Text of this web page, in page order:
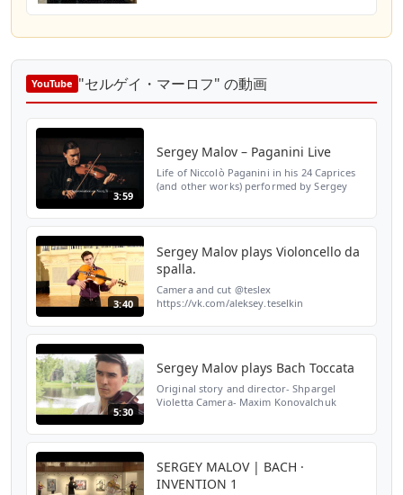
YouTube "セルゲイ・マーロフ" の動画
3:59
Sergey Malov – Paganini Live
Life of Niccolò Paganini in his 24 Caprices
(and other works) performed by Sergey
3:40
Sergey Malov plays Violoncello da
spalla.
Camera and cut @teslex
https://vk.com/aleksey.teselkin
5:30
Sergey Malov plays Bach Toccata
Original story and director- Shpargel
Violetta Camera- Maxim Konovalchuk
SERGEY MALOV | BACH ·
INVENTION 1